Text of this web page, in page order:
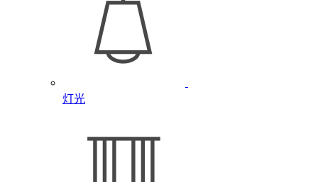
灯光